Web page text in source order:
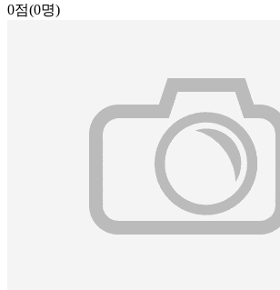
0점(0명)